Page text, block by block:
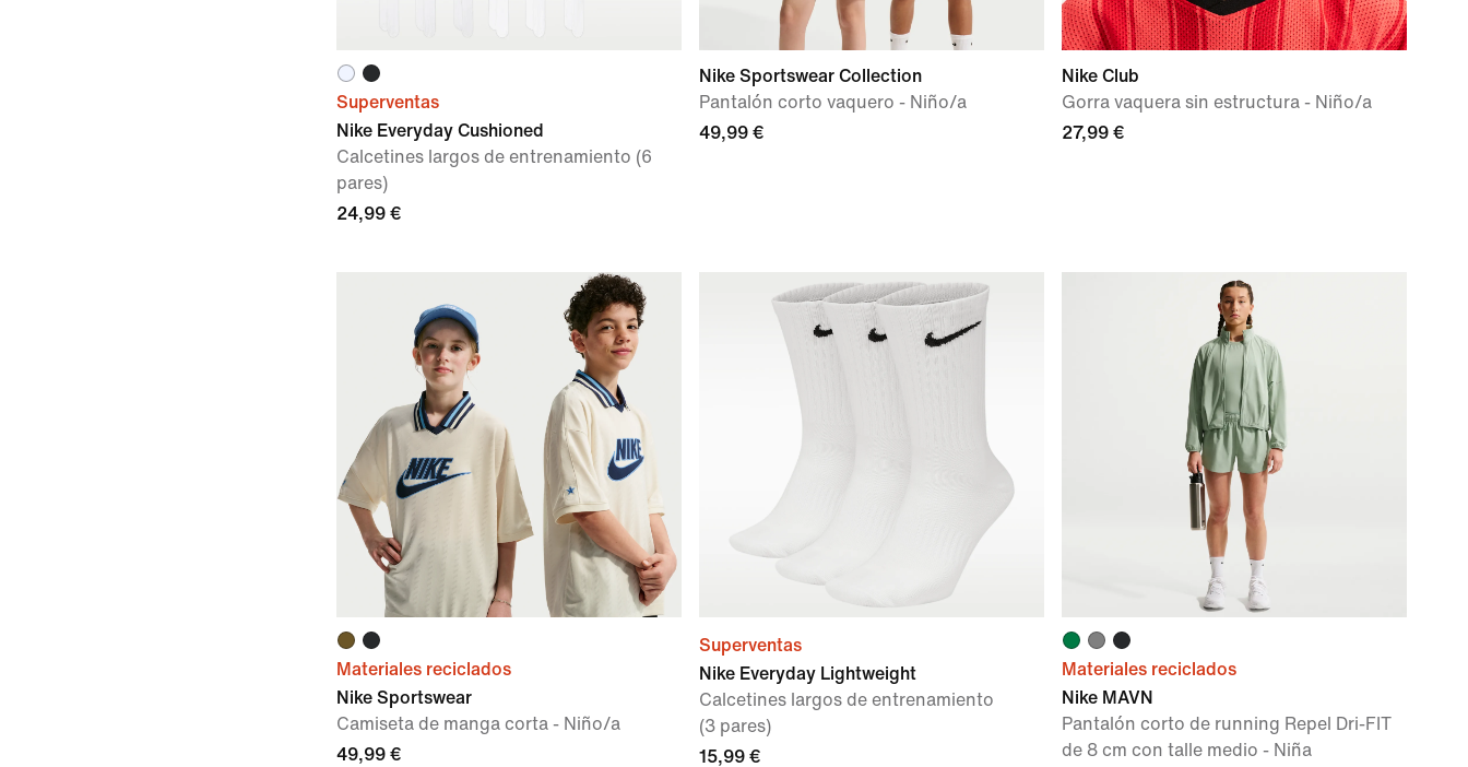
Superventas
Nike Everyday Cushioned
Calcetines largos de entrenamiento (6
pares)
24,99 €
Nike Sportswear Collection
Pantalón corto vaquero - Niño/a
49,99 €
Nike Club
Gorra vaquera sin estructura - Niño/a
27,99 €
Materiales reciclados
Nike Sportswear
Camiseta de manga corta - Niño/a
49,99 €
Superventas
Nike Everyday Lightweight
Calcetines largos de entrenamiento
(3 pares)
15,99 €
Materiales reciclados
Nike MAVN
Pantalón corto de running Repel Dri-FIT
de 8 cm con talle medio - Niña